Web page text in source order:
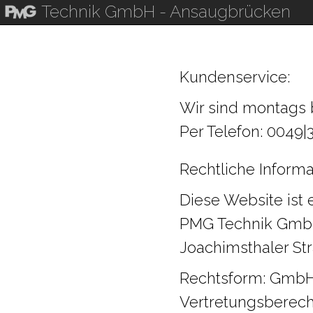
Technik GmbH - Ansaugbrücken
Kundenservice:
Wir sind montags
Per Telefon:
Rechtliche
Diese Website ist
PMG Technik
Joachimsthaler
Rechtsform: